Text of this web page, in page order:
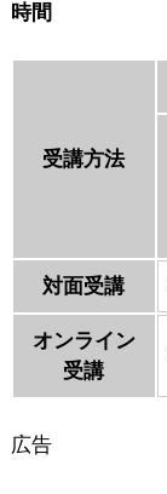
時間
受講方法
対面受講
オンライン
受講
広告